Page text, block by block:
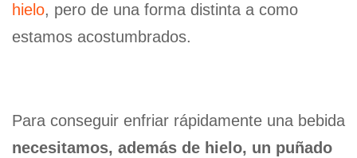
hielo, pero de una forma distinta a como
estamos acostumbrados.
Para conseguir enfriar rápidamente una bebida
necesitamos, además de hielo, un puñado